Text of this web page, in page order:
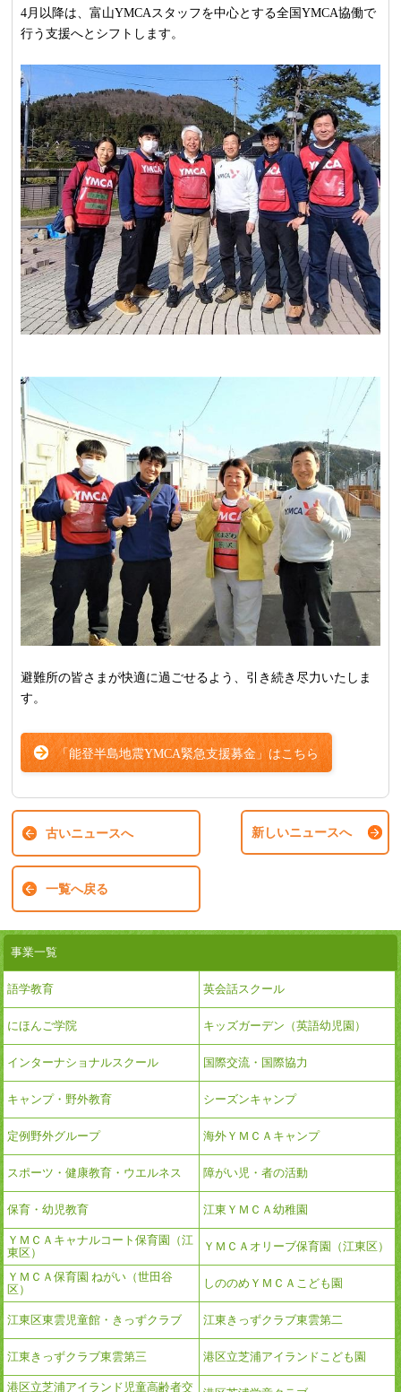
4月以降は、 富山YMCAスタッフを中心とする全国YMCA協働で
行う支援へとシフトします。
避難所の皆さまが快適に過ごせるよう、引き続き尽力いたしま
す。
「能登半島地震YMCA緊急支援募金」はこちら
古いニュースへ
一覧へ戻る
新しいニュースへ
事業一覧
語学教育 英会話スクール
にほんご学院 キッズガーデン（英語幼児園）
インターナショナルスクール 国際交流・国際協力
キャンプ・野外教育 シーズンキャンプ
定例野外グループ 海外ＹＭＣＡキャンプ
スポーツ・健康教育・ウエルネス 障がい児・者の活動
保育・幼児教育 江東ＹＭＣＡ幼稚園
ＹＭＣＡキャナルコート保育園（江
東区）
ＹＭＣＡオリーブ保育園（江東区）
ＹＭＣＡ保育園 ねがい（世田谷
区）
しののめＹＭＣＡこども園
江東区東雲児童館・きっずクラブ 江東きっずクラブ東雲第二
江東きっずクラブ東雲第三 港区立芝浦アイランドこども園
港区立芝浦アイランド児童高齢者交